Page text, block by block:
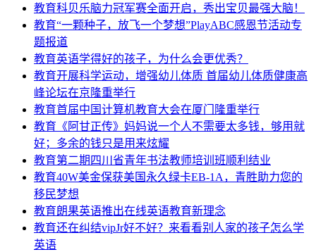
教育科贝乐脑力冠军赛全面开启，秀出宝贝最强大脑！
教育“一颗种子，放飞一个梦想”PlayABC感恩节活动专
题报道
教育英语学得好的孩子，为什么会更优秀？
教育开展科学运动，增强幼儿体质 首届幼儿体质健康高
峰论坛在京隆重举行
教育首届中国计算机教育大会在厦门隆重举行
教育 《阿甘正传》妈妈说一个人不需要太多钱，够用就
好；多余的钱只是用来炫耀
教育第二期四川省青年书法教师培训班顺利结业
教育40W美金保获美国永久绿卡EB-1A，青胜助力您的
移民梦想
教育朗果英语推出在线英语教育新理念
教育还在纠结vipJr好不好？来看看别人家的孩子怎么学
英语